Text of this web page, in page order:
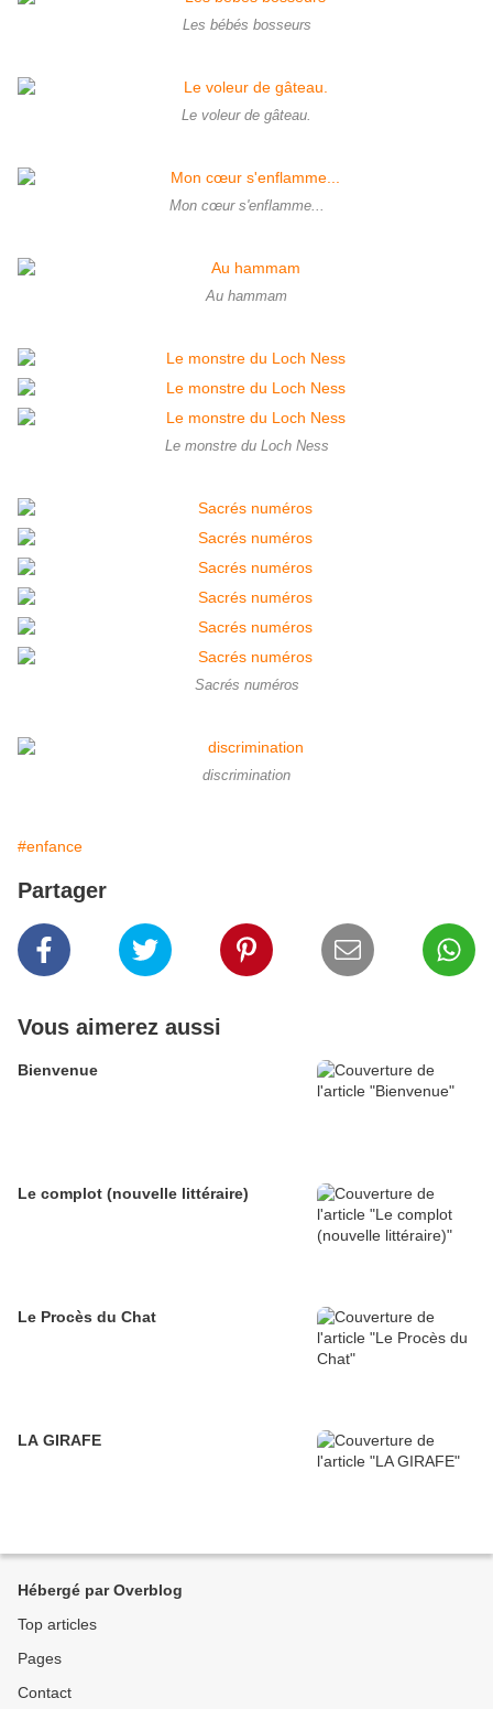
Les bébés bosseurs
Le voleur de gâteau.
Mon cœur s'enflamme...
Au hammam
Le monstre du Loch Ness
Sacrés numéros
discrimination
#enfance
Partager
Vous aimerez aussi
Bienvenue
Le complot (nouvelle littéraire)
Le Procès du Chat
LA GIRAFE
Hébergé par Overblog
Top articles
Pages
Contact